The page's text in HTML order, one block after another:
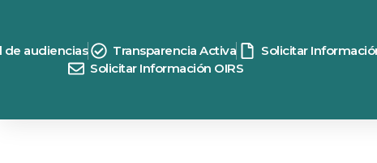
de audiencias Transparencia Activa
Solicitar
Solicitar Información OIRS